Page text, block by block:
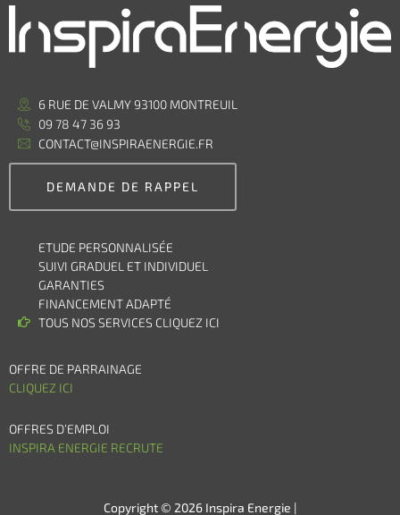
6 RUE DE VALMY 93100 MONTREUIL
09 78 47 36 93
CONTACT@INSPIRAENERGIE.FR
DEMANDE DE RAPPEL
ETUDE PERSONNALISÉE
SUIVI GRADUEL ET INDIVIDUEL
GARANTIES
FINANCEMENT ADAPTÉ
TOUS NOS SERVICES CLIQUEZ ICI
OFFRE DE PARRAINAGE
CLIQUEZ ICI
OFFRES D’EMPLOI
INSPIRA ENERGIE RECRUTE
Copyright © 2026 Inspira Energie |